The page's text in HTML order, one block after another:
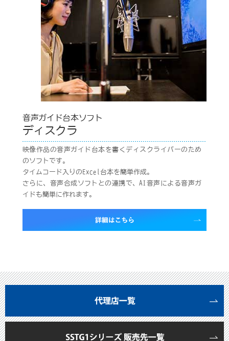
音声ガイド台本ソフト
ディスクラ
映像作品の音声ガイド台本を書くディスクライバーのため
のソフトです。
タイムコード入りのExcel台本を簡単作成。
さらに、音声合成ソフトとの連携で、AI音声による音声ガ
イドも簡単に作れます。